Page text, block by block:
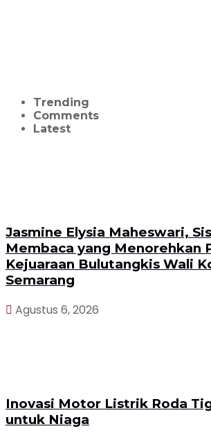
Trending
Comments
Latest
Jasmine Elysia Maheswari,
Membaca yang Menorehkan
Kejuaraan Bulutangkis Wali
Semarang
Agustus 6, 2026
Inovasi Motor Listrik Roda
untuk Niaga